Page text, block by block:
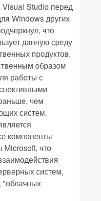
Studio перед
Windows других
что
данную среду
продуктов,
образом
работы с
чем
систем.
компоненты
что
систем,
"облачных